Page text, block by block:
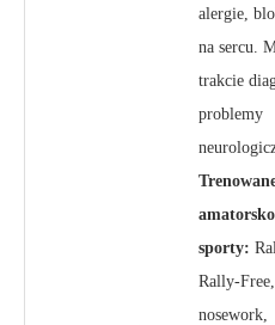
alergie,
na sercu.
trakcie
problemy
amatorsko
sporty:
Rally-Free,
nosework,